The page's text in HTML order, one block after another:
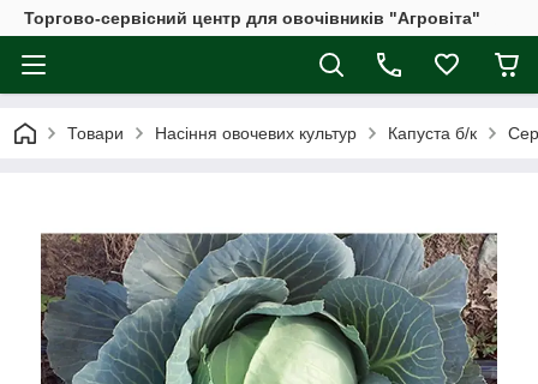
Торгово-сервісний центр для овочівників "Агровіта"
Товари Насіння овочевих культур Капуста б/к